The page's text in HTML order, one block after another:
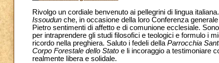
Rivolgo un cordiale benvenuto ai pellegrini di lingua
Issoudun che, in occasione della loro Conferenza
Pietro sentimenti di affetto e di comunione ecclesiale.
per intraprendere gli studi filosofici e teologici e formulo i
ricordo nella preghiera. Saluto i fedeli della Parrocchia
Corpo Forestale dello Stato e li incoraggio a testimoniare
realmente libera e solidale.